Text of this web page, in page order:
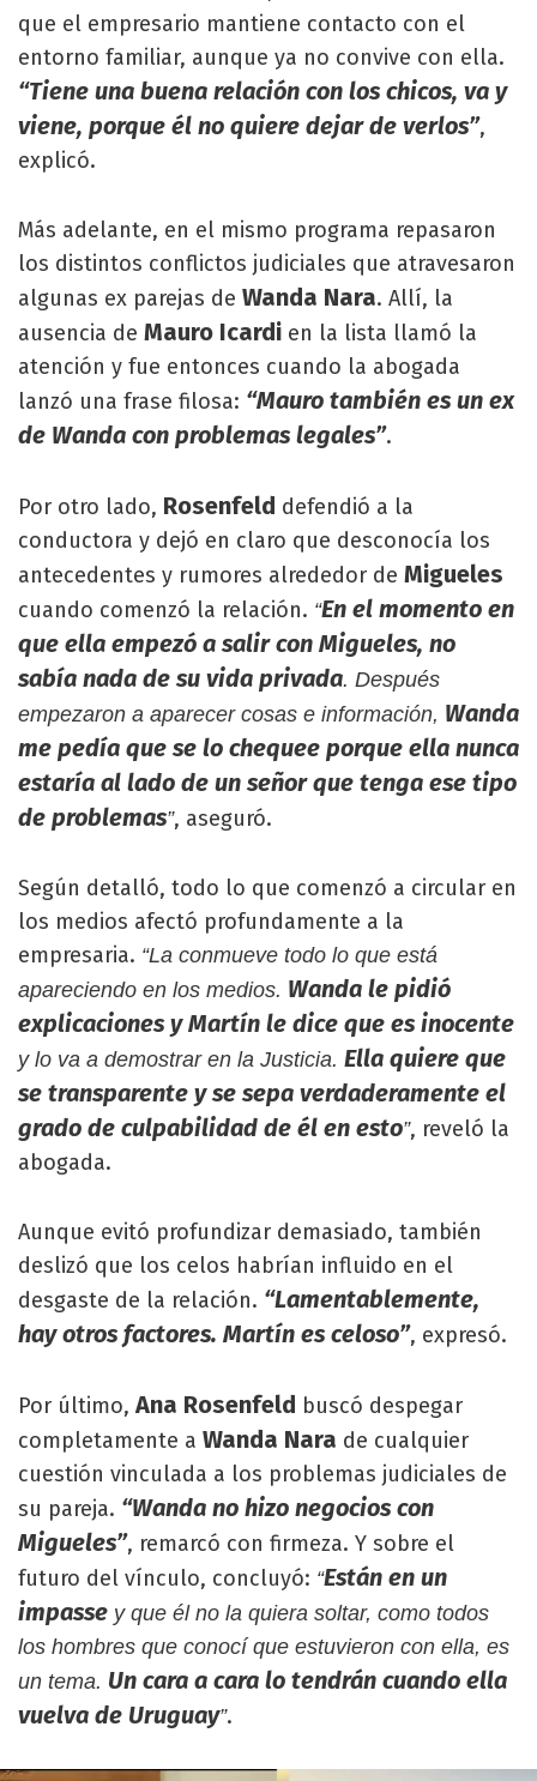
que el empresario mantiene contacto con el
entorno familiar, aunque ya no convive con ella.
“Tiene una buena relación con los chicos, va y
viene, porque él no quiere dejar de verlos”,
explicó.
Más adelante, en el mismo programa repasaron
los distintos conflictos judiciales que atravesaron
algunas ex parejas de Wanda Nara. Allí, la
ausencia de Mauro Icardi en la lista llamó la
atención y fue entonces cuando la abogada
lanzó una frase filosa: “Mauro también es un ex
de Wanda con problemas legales”.
Por otro lado, Rosenfeld defendió a la
conductora y dejó en claro que desconocía los
antecedentes y rumores alrededor de Migueles
cuando comenzó la relación. “En el momento en
que ella empezó a salir con Migueles, no
sabía nada de su vida privada. Después
empezaron a aparecer cosas e información, Wanda
me pedía que se lo chequee porque ella nunca
estaría al lado de un señor que tenga ese tipo
de problemas”, aseguró.
Según detalló, todo lo que comenzó a circular en
los medios afectó profundamente a la
empresaria. “La conmueve todo lo que está
apareciendo en los medios. Wanda le pidió
explicaciones y Martín le dice que es inocente
y lo va a demostrar en la Justicia. Ella quiere que
se transparente y se sepa verdaderamente el
grado de culpabilidad de él en esto”, reveló la
abogada.
Aunque evitó profundizar demasiado, también
deslizó que los celos habrían influido en el
desgaste de la relación. “Lamentablemente,
hay otros factores. Martín es celoso”, expresó.
Por último,Ana Rosenfeld buscó despegar
completamente a Wanda Nara de cualquier
cuestión vinculada a los problemas judiciales de
su pareja. “Wanda no hizo negocios con
Migueles”, remarcó con firmeza. Y sobre el
futuro del vínculo, concluyó: “Están en un
impasse y que él no la quiera soltar, como todos
los hombres que conocí que estuvieron con ella, es
un tema. Un cara a cara lo tendrán cuando ella
vuelva de Uruguay”.